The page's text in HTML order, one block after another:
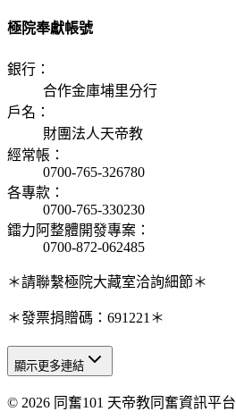
極院奉獻帳號
銀行 ：
合作金庫埔里分行
戶名 ：
財團法人天帝教
經常帳 ：
0700-765-326780
各專款 ：
0700-765-330230
鐳力阿整體開發專案 ：
0700-872-062485
＊請聯繫極院大藏室洽詢細節＊
＊發票捐贈碼：691221＊
天人研究總院
顯示更多連結
© 2026 同奮101 天帝教同奮資訊平台